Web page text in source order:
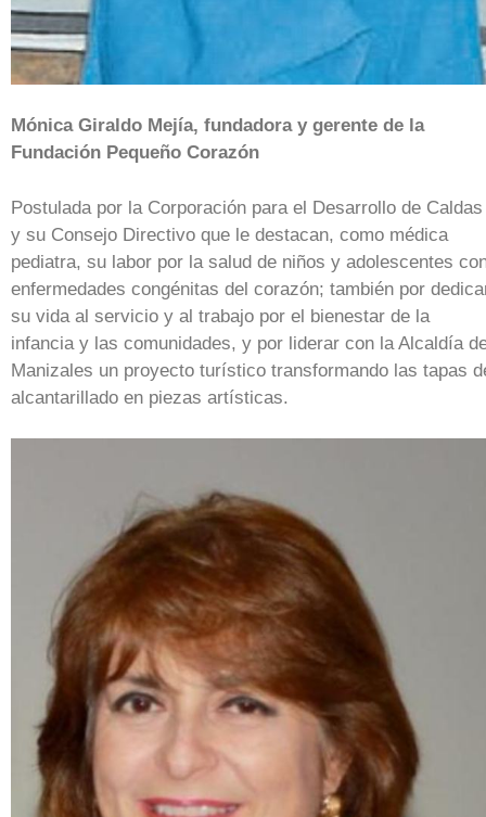
Mónica Giraldo Mejía, fundadora y gerente de la
Fundación Pequeño Corazón
Postulada por la Corporación para el Desarrollo de Caldas
y su Consejo Directivo que le destacan, como médica
pediatra, su labor por la salud de niños y adolescentes
enfermedades congénitas del corazón; también por
su vida al servicio y al trabajo por el bienestar de la
infancia y las comunidades, y por liderar con la Alcaldía
Manizales un proyecto turístico transformando las tapas
alcantarillado en piezas artísticas.